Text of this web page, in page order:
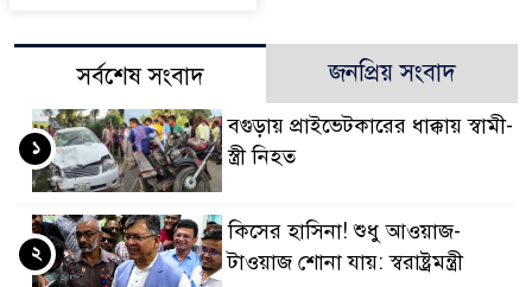
সর্বশেষ সংবাদ জনপ্রিয় সংবাদ
বগুড়ায় প্রাইভেটকারের ধাক্কায় স্বামী-
স্ত্রী নিহত
১
কিসের হাসিনা! শুধু আওয়াজ-
টাওয়াজ শোনা যায়: স্বরাষ্ট্রমন্ত্রী
২